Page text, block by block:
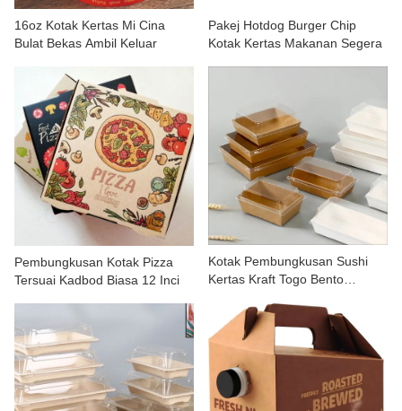
16oz Kotak Kertas Mi Cina
Bulat Bekas Ambil Keluar
Pakej Hotdog Burger Chip
Kotak Kertas Makanan Segera
Pembungkusan Kotak Pizza
Tersuai Kadbod Biasa 12 Inci
Kotak Pembungkusan Sushi
Kertas Kraft Togo Bento